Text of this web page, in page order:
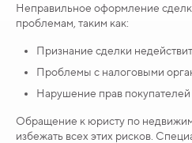
Неправильное оформление
проблемам, таким как:
Признание сделки
Проблемы с налоговыми
Нарушение прав покупателей
Обращение к юристу по
избежать всех этих рисков.